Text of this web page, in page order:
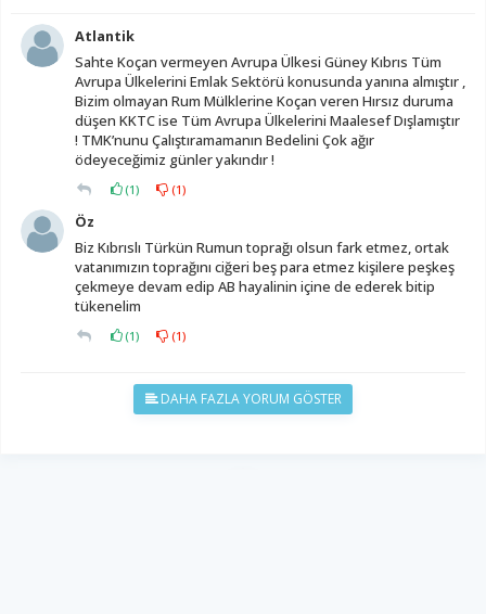
Atlantik
Sahte Koçan vermeyen Avrupa Ülkesi Güney Kıbrıs Tüm
Avrupa Ülkelerini Emlak Sektörü konusunda yanına almıştır ,
Bizim olmayan Rum Mülklerine Koçan veren Hırsız duruma
düşen KKTC ise Tüm Avrupa Ülkelerini Maalesef Dışlamıştır
! TMK’nunu Çalıştıramamanın Bedelini Çok ağır
ödeyeceğimiz günler yakındır !
(1) (1)
Öz
Biz Kıbrıslı Türkün Rumun toprağı olsun fark etmez, ortak
vatanımızın toprağını ciğeri beş para etmez kişilere peşkeş
çekmeye devam edip AB hayalinin içine de ederek bitip
tükenelim
(1) (1)
DAHA FAZLA YORUM GÖSTER